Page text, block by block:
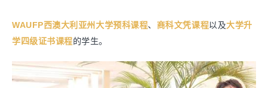
WAUFP西澳大利亚州大学预科课程、 商科文凭课程以及大学升
学四级证书课程的学生。